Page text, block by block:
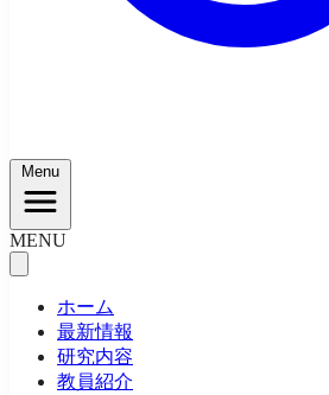
Menu
MENU
ホーム
最新情報
研究内容
教員紹介